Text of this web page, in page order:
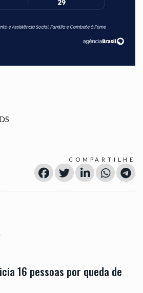
COMPARTILHE
16 pessoas por queda de